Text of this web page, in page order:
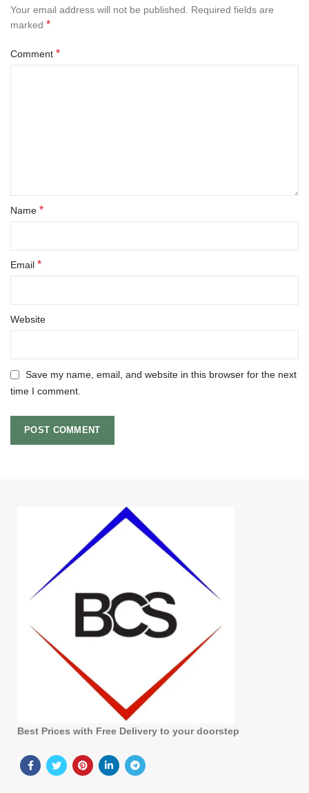
Your email address will not be published.
Required fields are
marked *
Comment *
Name *
Email *
Website
Save my name, email, and website in this browser for the next
time I comment.
Best Prices with Free Delivery to your doorstep